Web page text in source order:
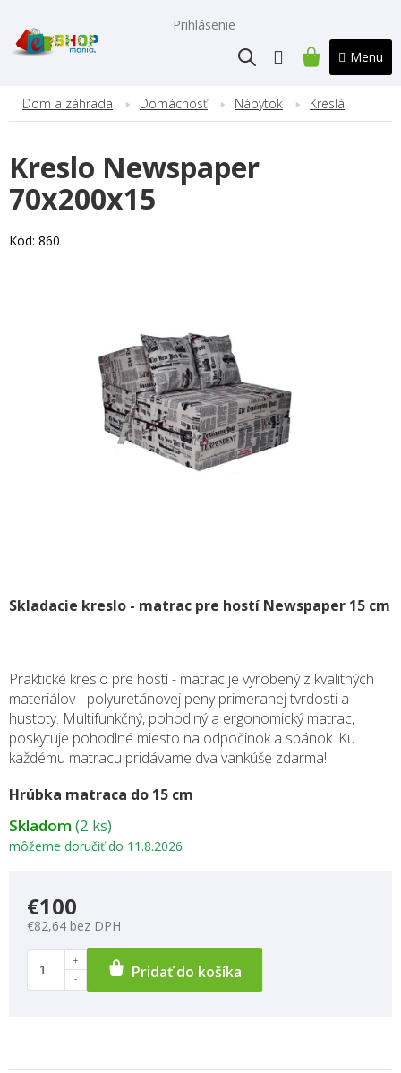
obsah
Prihlásenie
NÁKUPNÝ
Dom a záhrada Domácnosť Nábytok Kreslá
Kreslo Newspaper
70x200x15
Kód: 860
Skladom (2 ks)
môžeme doručiť do 11.8.2026
Skladacie kreslo - matrac pre hostí Newspaper 15 cm
Praktické kreslo pre hostí - matrac je vyrobený z kvalitných
materiálov - polyuretánovej peny primeranej tvrdosti a
hustoty. Multifunkčný, pohodlný a ergonomický matrac,
poskytuje pohodlné miesto na odpočinok a spánok. Ku
každému matracu pridávame dva vankúše zdarma!
Hrúbka matraca do 15 cm
€100
€82,64 bez DPH
Pridať do košíka